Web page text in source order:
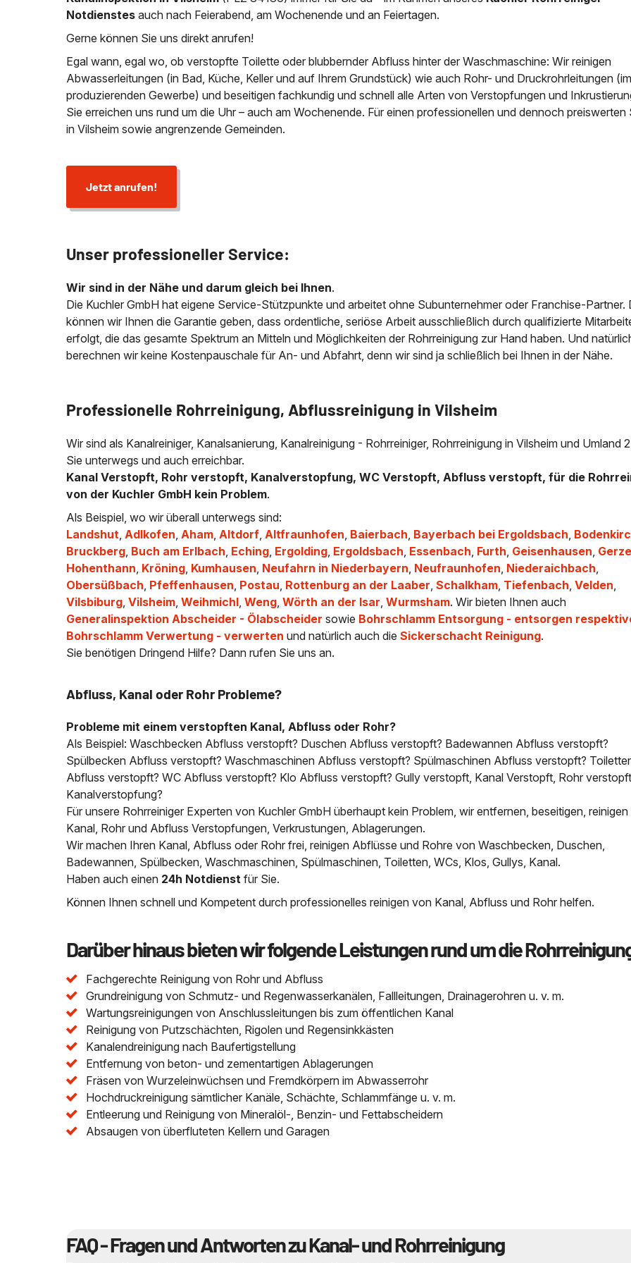
Notdienstes auch nach Feierabend, am Wochenende und an Feiertagen.
Gerne können Sie uns direkt anrufen!
Egal wann, egal wo, ob verstopfte Toilette oder blubbernder Abfluss hinter der Waschmaschine: Wir reinigen
Abwasserleitungen (in Bad, Küche, Keller und auf Ihrem Grundstück) wie auch Rohr- und Druckrohrleitungen
produzierenden Gewerbe) und beseitigen fachkundig und schnell alle Arten von Verstopfungen und
Sie erreichen uns rund um die Uhr – auch am Wochenende. Für einen professionellen und dennoch preiswerten
in Vilsheim sowie angrenzende Gemeinden.
Jetzt anrufen!
Unser professioneller Service:
Wir sind in der Nähe und darum gleich bei Ihnen.
Die Kuchler GmbH hat eigene Service-Stützpunkte und arbeitet ohne Subunternehmer oder Franchise-Partner.
können wir Ihnen die Garantie geben, dass ordentliche, seriöse Arbeit ausschließlich durch qualifizierte
erfolgt, die das gesamte Spektrum an Mitteln und Möglichkeiten der Rohrreinigung zur Hand haben. Und
berechnen wir keine Kostenpauschale für An- und Abfahrt, denn wir sind ja schließlich bei Ihnen in der Nähe.
Professionelle Rohrreinigung, Abflussreinigung in Vilsheim
Wir sind als Kanalreiniger, Kanalsanierung, Kanalreinigung - Rohrreiniger, Rohrreinigung in Vilsheim und Umland
Sie unterwegs und auch erreichbar.
Kanal Verstopft, Rohr verstopft, Kanalverstopfung, WC Verstopft, Abfluss verstopft, für die
von der Kuchler GmbH kein Problem.
Als Beispiel, wo wir überall unterwegs sind:
Landshut,Adlkofen,Aham,Altdorf,Altfraunhofen, Baierbach, Bayerbach bei Ergoldsbach,
Bruckberg, Buch am Erlbach, Eching, Ergolding, Ergoldsbach, Essenbach, Furth, Geisenhausen,
Hohenthann, Kröning, Kumhausen, Neufahrn in Niederbayern, Neufraunhofen, Niederaichbach,
Obersüßbach, Pfeffenhausen, Postau, Rottenburg an der Laaber,Schalkham, Tiefenbach,Velden,
Vilsbiburg,Vilsheim,Weihmichl,Weng,Wörth an der Isar,Wurmsham. Wir bieten Ihnen auch
Generalinspektion Abscheider - Ölabscheider sowie Bohrschlamm Entsorgung - entsorgen
Bohrschlamm Verwertung - verwerten und natürlich auch dieSickerschacht Reinigung.
Sie benötigen Dringend Hilfe? Dann rufen Sie uns an.
Abfluss, Kanal oder Rohr Probleme?
Probleme mit einem verstopften Kanal, Abfluss oder Rohr?
Als Beispiel: Waschbecken Abfluss verstopft? Duschen Abfluss verstopft? Badewannen Abfluss verstopft?
Spülbecken Abfluss verstopft? Waschmaschinen Abfluss verstopft? Spülmaschinen Abfluss verstopft?
Abfluss verstopft? WC Abfluss verstopft? Klo Abfluss verstopft? Gully verstopft, Kanal Verstopft, Rohr
Kanalverstopfung?
Für unsere Rohrreiniger Experten von Kuchler GmbH überhaupt kein Problem, wir entfernen, beseitigen, reinigen
Kanal, Rohr und Abfluss Verstopfungen, Verkrustungen, Ablagerungen.
Wir machen Ihren Kanal, Abfluss oder Rohr frei, reinigen Abflüsse und Rohre von Waschbecken, Duschen,
Badewannen, Spülbecken, Waschmaschinen, Spülmaschinen, Toiletten, WCs, Klos, Gullys, Kanal.
Haben auch einen 24h Notdienst für Sie.
Können Ihnen schnell und Kompetent durch professionelles reinigen von Kanal, Abfluss und Rohr helfen.
Darüber hinaus bieten wir folgende Leistungen rund um die
Fachgerechte Reinigung von Rohr und Abfluss
Grundreinigung von Schmutz- und Regenwasserkanälen, Fallleitungen, Drainagerohren u. v. m.
Wartungsreinigungen von Anschlussleitungen bis zum öffentlichen Kanal
Reinigung von Putzschächten, Rigolen und Regensinkkästen
Kanalendreinigung nach Baufertigstellung
Entfernung von beton- und zementartigen Ablagerungen
Fräsen von Wurzeleinwüchsen und Fremdkörpern im Abwasserrohr
Hochdruckreinigung sämtlicher Kanäle, Schächte, Schlammfänge u. v. m.
Entleerung und Reinigung von Mineralöl-, Benzin- und Fettabscheidern
Absaugen von überfluteten Kellern und Garagen
FAQ - Fragen und Antworten zu Kanal- und Rohrreinigung